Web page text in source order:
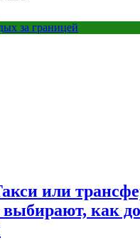
за границей
или
как